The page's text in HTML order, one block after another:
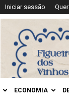
Iniciar sessão
ECONOMIA